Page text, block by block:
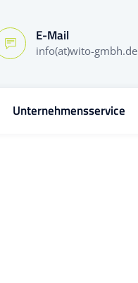
E-Mail
info(at)wito-gmbh.de
Unternehmensservice